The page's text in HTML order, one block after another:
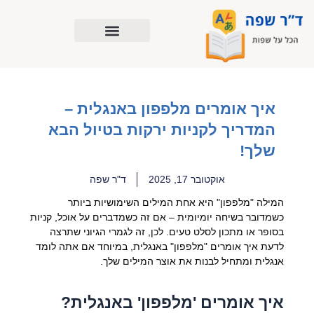
לתוכן
איך אומרים מלפפון באנגלית –
המדריך לקניות ירקות בטיול הבא
שלך!
אוקטובר 17, 2025 ד"ר שפה
המילה "מלפפון" היא אחת המילים השימושיות ביותר
כשמדובר בשיחה יומיומית – אם זה כשמדברים על אוכל, קניות
בסופר או מתכון לסלט טעים. לכן, זה לגמרי הגיוני שתרצה
לדעת איך אומרים "מלפפון" באנגלית, במיוחד אם אתה לומד
אנגלית ומתחיל לבנות את אוצר המילים שלך.
איך אומרים 'מלפפון' באנגלית?